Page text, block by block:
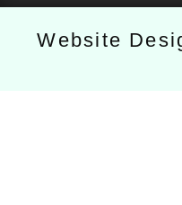
Website